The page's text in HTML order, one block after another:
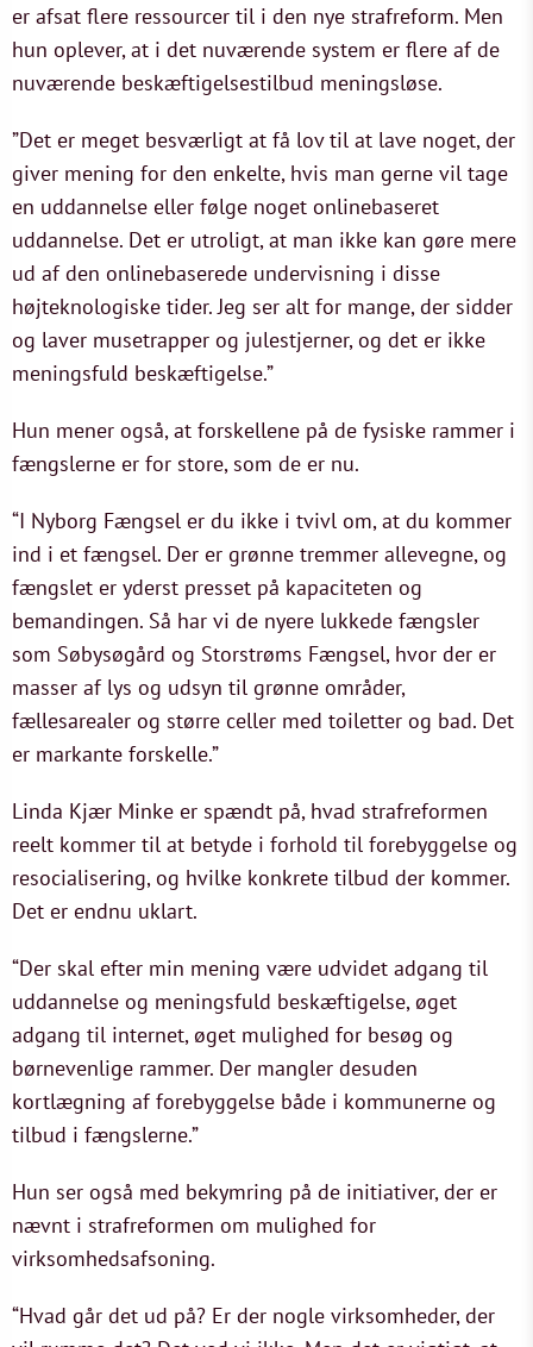
er afsat flere ressourcer til i den nye strafreform. Men
hun oplever, at i det nuværende system er flere af de
nuværende beskæftigelsestilbud meningsløse.
”Det er meget besværligt at få lov til at lave noget, der
giver mening for den enkelte, hvis man gerne vil tage
en uddannelse eller følge noget onlinebaseret
uddannelse. Det er utroligt, at man ikke kan gøre mere
ud af den onlinebaserede undervisning i disse
højteknologiske tider. Jeg ser alt for mange, der sidder
og laver musetrapper og julestjerner, og det er ikke
meningsfuld beskæftigelse.”
Hun mener også, at forskellene på de fysiske rammer i
fængslerne er for store, som de er nu.
“I Nyborg Fængsel er du ikke i tvivl om, at du kommer
ind i et fængsel. Der er grønne tremmer allevegne, og
fængslet er yderst presset på kapaciteten og
bemandingen. Så har vi de nyere lukkede fængsler
som Søbysøgård og Storstrøms Fængsel, hvor der er
masser af lys og udsyn til grønne områder,
fællesarealer og større celler med toiletter og bad. Det
er markante forskelle.”
Linda Kjær Minke er spændt på, hvad strafreformen
reelt kommer til at betyde i forhold til forebyggelse og
resocialisering, og hvilke konkrete tilbud der kommer.
Det er endnu uklart.
“Der skal efter min mening være udvidet adgang til
uddannelse og meningsfuld beskæftigelse, øget
adgang til internet, øget mulighed for besøg og
børnevenlige rammer. Der mangler desuden
kortlægning af forebyggelse både i kommunerne og
tilbud i fængslerne.”
Hun ser også med bekymring på de initiativer, der er
nævnt i strafreformen om mulighed for
virksomhedsafsoning.
“Hvad går det ud på? Er der nogle virksomheder, der